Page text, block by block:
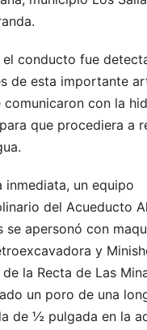
el conducto fue
de esta importante
comunicaron con la
que procediera a
inmediata, un equipo
del Acueducto
se apersonó con
y
la Recta de Las
un poro de una
de ½ pulgada en la